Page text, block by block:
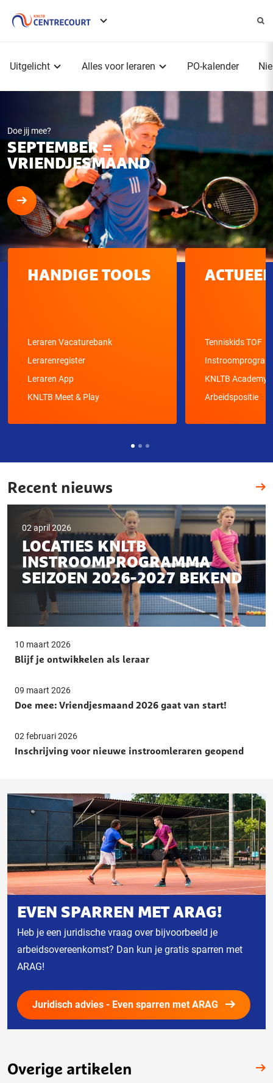
Uitgelicht Alles voor leraren PO-kalender
Doe jij mee?
SEPTEMBER =
VRIENDJESMAAND
HANDIGE TOOLS
Leraren Vacaturebank
Lerarenregister
Leraren App
KNLTB Meet & Play
ACTUEEL
Tenniskids TOF
KNLTB Academy
Arbeidspositie
Recent nieuws
02 april 2026
LOCATIES KNLTB
INSTROOMPROGRAMMA
SEIZOEN 2026-2027 BEKEND
10 maart 2026
Blijf je ontwikkelen als leraar
09 maart 2026
Doe mee: Vriendjesmaand 2026 gaat van start!
02 februari 2026
Inschrijving voor nieuwe instroomleraren geopend
EVEN SPARREN MET ARAG!
Heb je een juridische vraag over bijvoorbeeld je
arbeidsovereenkomst? Dan kun je gratis sparren met
ARAG!
Juridisch advies - Even sparren met ARAG
Overige artikelen